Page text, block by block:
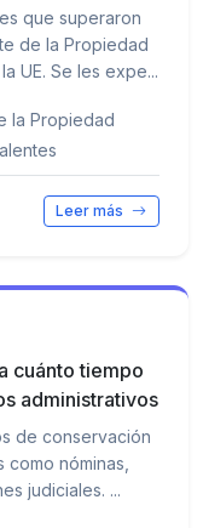
que superaron
de la Propiedad
UE. Se les expe...
la Propiedad
Leer más
cuánto tiempo
administrativos
de conservación
como nóminas,
judiciales. ...